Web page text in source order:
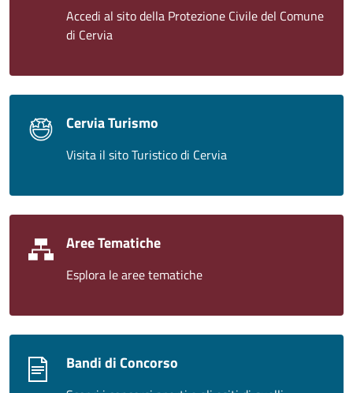
Accedi al sito della Protezione Civile del Comune
di Cervia
Cervia Turismo
Visita il sito Turistico di Cervia
Aree Tematiche
Esplora le aree tematiche
Bandi di Concorso